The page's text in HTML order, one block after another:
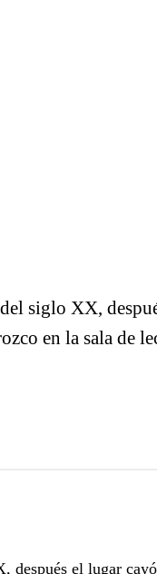
siglo XX,
en la sala de
el lugar